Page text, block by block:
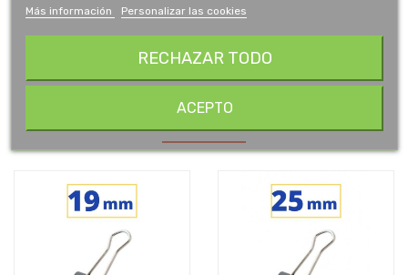
CATEGORÍA:
Más información Personalizar las cookies
RECHAZAR TODO
ACEPTO